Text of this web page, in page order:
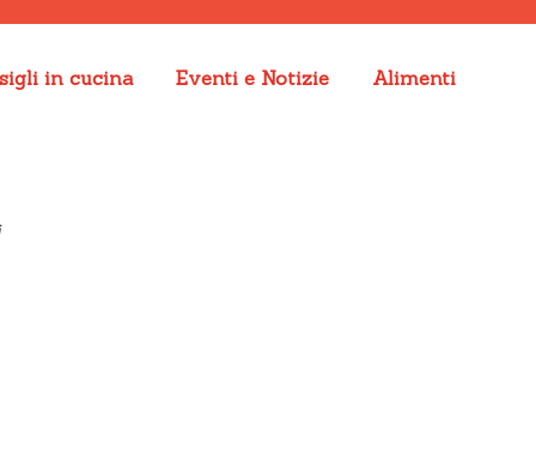
in cucina Eventi e Notizie Alimenti